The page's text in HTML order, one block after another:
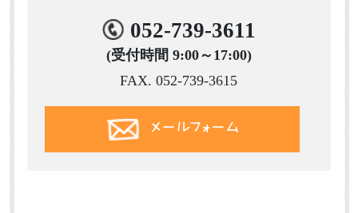
052-739-3611
(受付時間 9:00～17:00)
FAX. 052-739-3615
メールフォーム